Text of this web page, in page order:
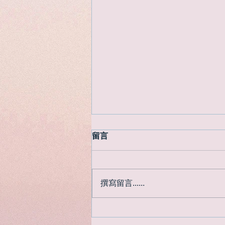
留言
撰寫留言......